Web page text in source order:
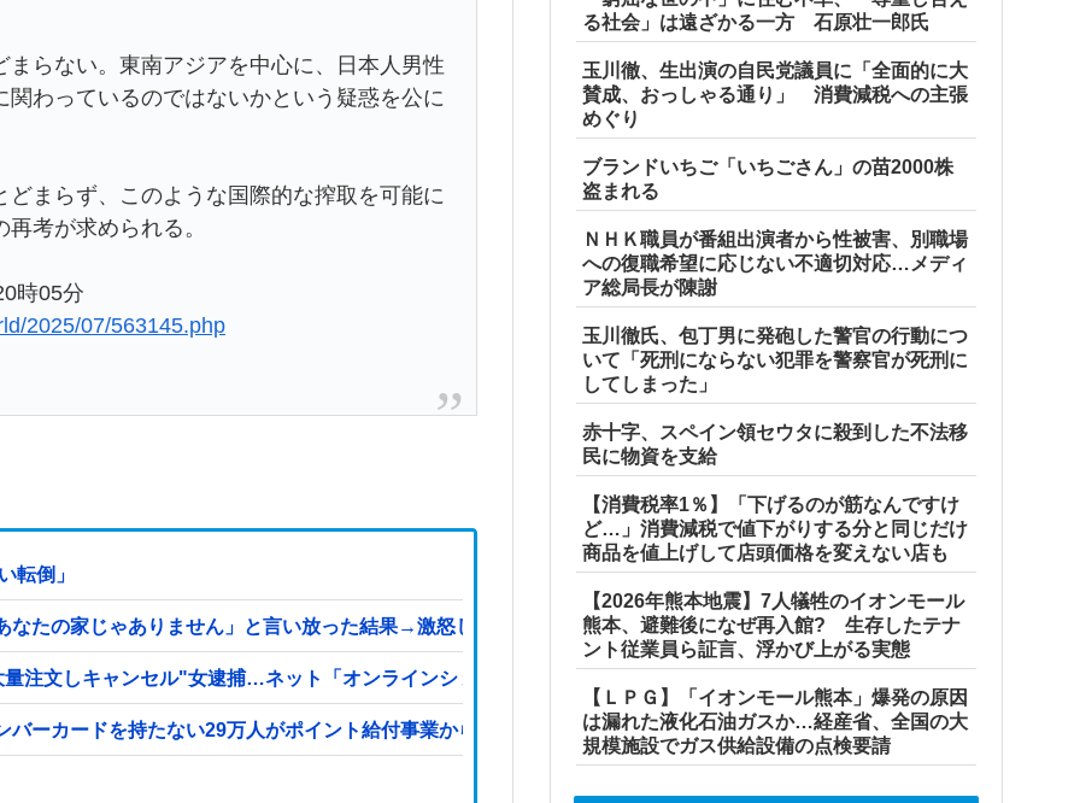
らない。東南アジアを中心に、日本人男性
わっているのではないかという疑惑を公に
まらず、このような国際的な搾取を可能に
考が求められる。
時05分
2025/07/563145.php
転倒」
なたの家じゃありません」と言い放った結果→激怒したトメが自ら〇〇を口にして最高の展開へｗｗｗｗｗｗ
注文しキャンセル"女逮捕…ネット「オンラインショップを売り切れ状態にして商品相場を操作してたので...
ーカードを持たない29万人がポイント給付事業から排除された」
る社会」は遠ざかる一方 石原壮一郎氏
玉川徹、生出演の自民党議員に「全面的に大
賛成、おっしゃる通り」 消費減税への主張
めぐり
ブランドいちご「いちごさん」の苗2000株
盗まれる
ＮＨＫ職員が番組出演者から性被害、別職場
への復職希望に応じない不適切対応…メディ
ア総局長が陳謝
玉川徹氏、包丁男に発砲した警官の行動につ
いて「死刑にならない犯罪を警察官が死刑に
してしまった」
赤十字、スペイン領セウタに殺到した不法移
民に物資を支給
【消費税率1％】「下げるのが筋なんですけ
ど…」消費減税で値下がりする分と同じだけ
商品を値上げして店頭価格を変えない店も
【2026年熊本地震】7人犠牲のイオンモール
熊本、避難後になぜ再入館? 生存したテナ
ント従業員ら証言、浮かび上がる実態
【ＬＰＧ】「イオンモール熊本」爆発の原因
は漏れた液化石油ガスか…経産省、全国の大
規模施設でガス供給設備の点検要請